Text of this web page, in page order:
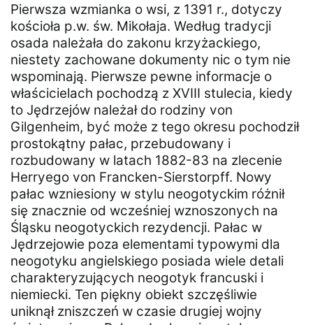
Pierwsza wzmianka o wsi, z 1391 r., dotyczy
kościoła p.w. św. Mikołaja. Według tradycji
osada należała do zakonu krzyżackiego,
niestety zachowane dokumenty nic o tym nie
wspominają. Pierwsze pewne informacje o
właścicielach pochodzą z XVIII stulecia, kiedy
to Jędrzejów należał do rodziny von
Gilgenheim, być może z tego okresu pochodził
prostokątny pałac, przebudowany i
rozbudowany w latach 1882-83 na zlecenie
Herryego von Francken-Sierstorpff. Nowy
pałac wzniesiony w stylu neogotyckim różnił
się znacznie od wcześniej wznoszonych na
Śląsku neogotyckich rezydencji. Pałac w
Jędrzejowie poza elementami typowymi dla
neogotyku angielskiego posiada wiele detali
charakteryzujących neogotyk francuski i
niemiecki. Ten piękny obiekt szczęśliwie
uniknął zniszczeń w czasie drugiej wojny